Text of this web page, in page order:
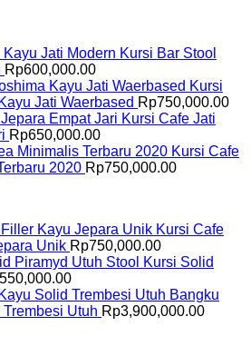
Kursi Bar Stool
Rp600,000.00
Kursi
Jati Waerbased Rp750,000.00
Kursi Cafe Jati
Rp650,000.00
Kursi Cafe
2020 Rp750,000.00
Kursi Cafe
Unik Rp750,000.00
Stool Kursi Solid
550,000.00
Bangku
Utuh Rp3,900,000.00